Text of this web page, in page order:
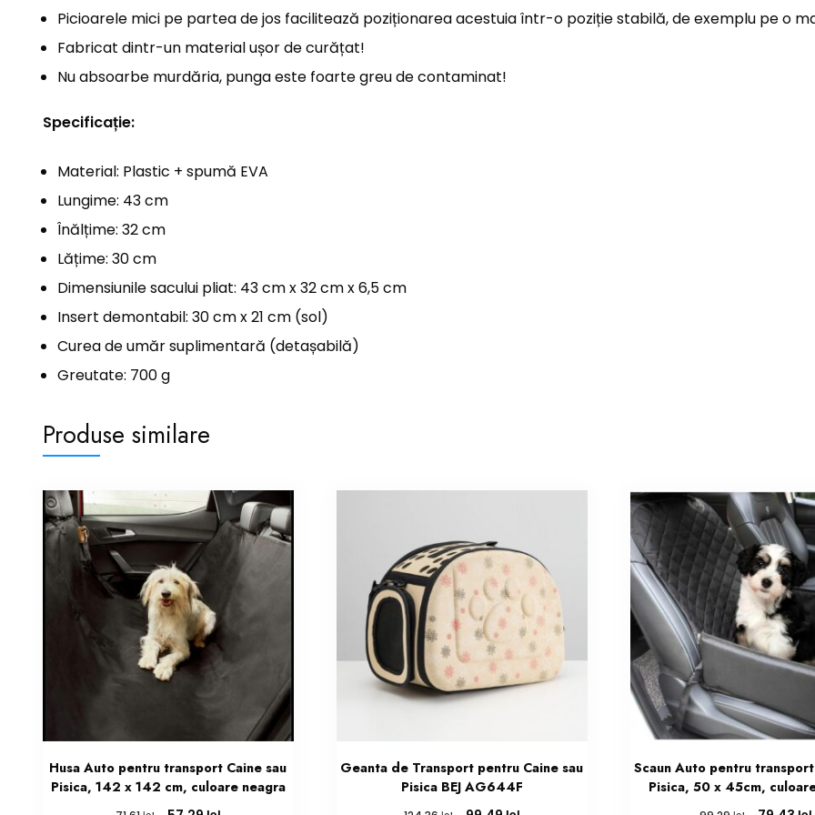
Picioarele mici pe partea de jos facilitează poziționarea acestuia într-o poziție stabilă, de exemplu pe o
Fabricat dintr-un material ușor de curățat!
Nu absoarbe murdăria, punga este foarte greu de contaminat!
Specificație:
Material: Plastic + spumă EVA
Lungime: 43 cm
Înălțime: 32 cm
Lățime: 30 cm
Dimensiunile sacului pliat: 43 cm x 32 cm x 6,5 cm
Insert demontabil: 30 cm x 21 cm (sol)
Curea de umăr suplimentară (detașabilă)
Greutate: 700 g
Produse similare
Husa Auto pentru transport Caine sau
Pisica, 142 x 142 cm, culoare neagra
Geanta de Transport pentru Caine sau
Pisica BEJ AG644F
Scaun Auto pentru transport
Pisica, 50 x 45cm,